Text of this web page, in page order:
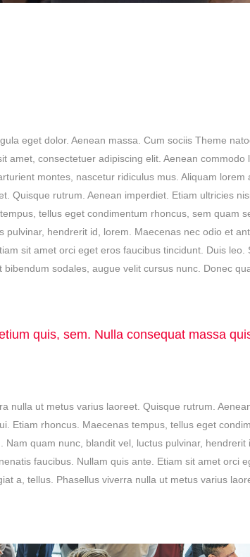
eget dolor. Aenean massa. Cum sociis Theme
amet, consectetuer adipiscing elit. Aenean commodo
montes, nascetur ridiculus mus. Aliquam lorem
Quisque rutrum. Aenean imperdiet. Etiam ultricies
tellus eget condimentum rhoncus, sem quam
hendrerit id, lorem. Maecenas nec odio et
sit amet orci eget eros faucibus tincidunt. Duis leo.
sodales, augue velit cursus nunc. Donec
quis, sem. Nulla consequat massa
nulla ut metus varius laoreet. Quisque rutrum.
Etiam rhoncus. Maecenas tempus, tellus eget
quam nunc, blandit vel, luctus pulvinar, hendrerit
faucibus. Nullam quis ante. Etiam sit amet orci
a, tellus. Phasellus viverra nulla ut metus varius